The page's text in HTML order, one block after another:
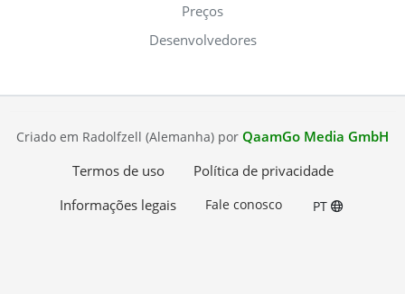
Preços
Desenvolvedores
Criado em Radolfzell (Alemanha) por QaamGo Media GmbH
Termos de uso
Política de privacidade
Informações legais
Fale conosco PT